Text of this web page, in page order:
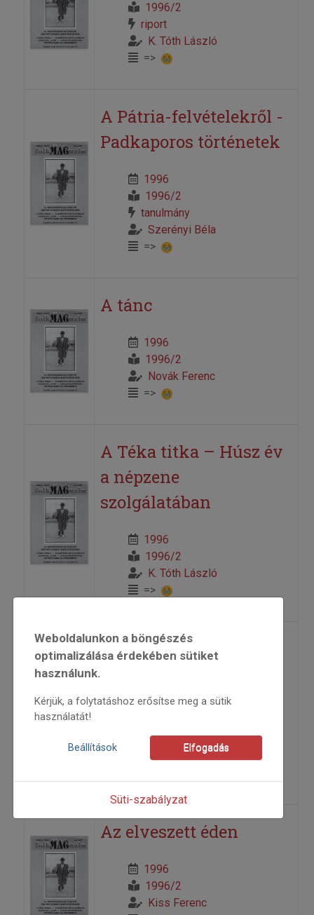
1996/2
riport
K. Tóth László
=>
A Pátria-felvételekről -
Padkaporos történetek
1996
1996/2
tanulmány
Szerényi Béla
=>
A tánc
1996
1996/2
Novák Ferenc
=>
A Téka titka – Húsz év
a népzene
szolgálatában
1996
1996/2
K. Tóth László
=>
A tyúk és az ABC
1996/2
Bankó András
Az elveszett éden
1996
1996/2
Kiss Ferenc
Weboldalunkon a böngészés
optimalizálása érdekében sütiket
használunk.
Kérjük, a folytatáshoz erősítse meg a sütik
használatát!
Beállítások Elfogadás
Süti-szabályzat